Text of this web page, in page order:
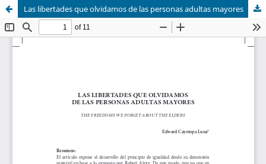
Las libertades que olvidamos de las personas adultas mayores